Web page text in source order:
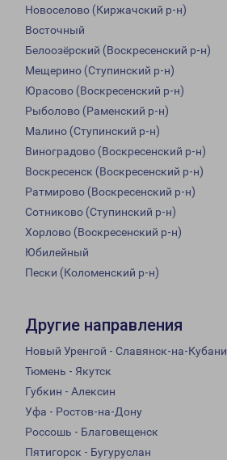
Новоселово (Киржачский р-н)
Восточный
Белоозёрский (Воскресенский р-н)
Мещерино (Ступинский р-н)
Юрасово (Воскресенский р-н)
Рыболово (Раменский р-н)
Малино (Ступинский р-н)
Виноградово (Воскресенский р-н)
Воскресенск (Воскресенский р-н)
Ратмирово (Воскресенский р-н)
Сотниково (Ступинский р-н)
Хорлово (Воскресенский р-н)
Юбилейный
Пески (Коломенский р-н)
Другие направления
Новый Уренгой - Славянск-на-Кубани
Тюмень - Якутск
Губкин - Алексин
Уфа - Ростов-на-Дону
Россошь - Благовещенск
Пятигорск - Бугуруслан